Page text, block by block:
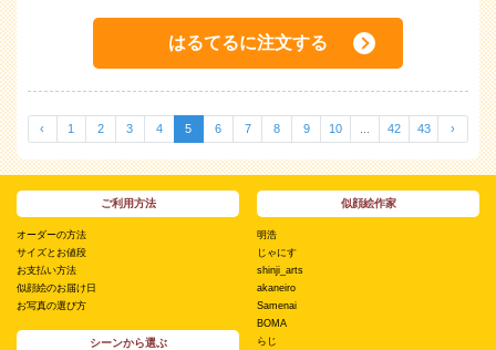
はるてるに注文する
‹ 1 2 3 4 5 6 7 8 9 10 42 43 ›
ご利用方法
オーダーの方法
サイズとお値段
お支払い方法
似顔絵のお届け日
お写真の選び方
シーンから選ぶ
似顔絵作家
明浩
じゃにす
shinji_arts
akaneiro
Samenai
BOMA
らじ